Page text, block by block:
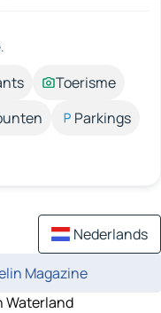
Toerisme
Parkings
Nederlands
Magazine
Waterland